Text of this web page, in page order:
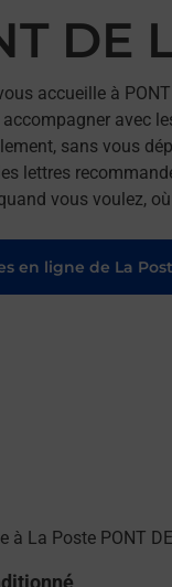
DE
accueille à
avec
sans vous
lettres
vous voulez,
en ligne de La